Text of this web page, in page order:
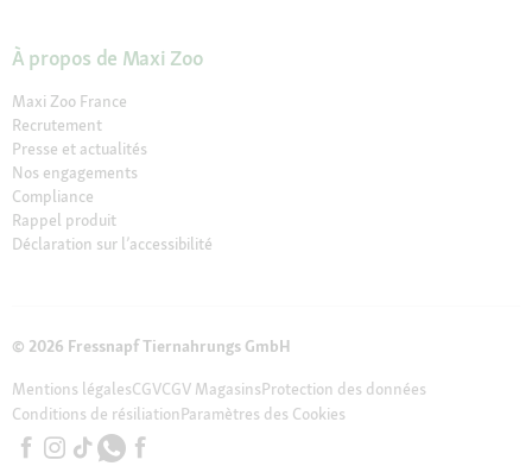
À propos de Maxi Zoo
Maxi Zoo France
Recrutement
Presse et actualités
Nos engagements
Compliance
Rappel produit
Déclaration sur l’accessibilité
© 2026 Fressnapf Tiernahrungs GmbH
Mentions légalesCGVCGV MagasinsProtection des données
Conditions de résiliationParamètres des Cookies